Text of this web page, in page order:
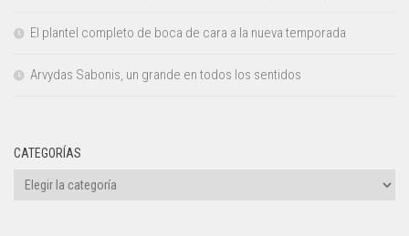
El plantel completo de boca de cara a la nueva temporada
Arvydas Sabonis, un grande en todos los sentidos
CATEGORÍAS
Categorías